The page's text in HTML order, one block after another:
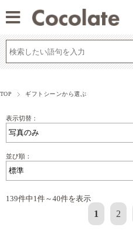
TOP ギフトシーンから選ぶ
表示切替：
並び順：
139件中1件～40件を表示
1 2